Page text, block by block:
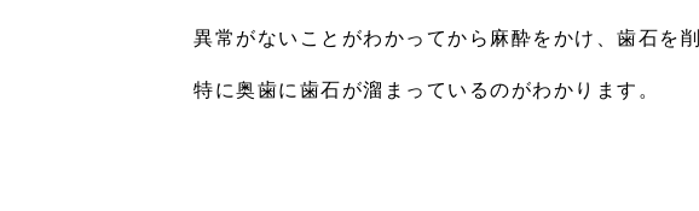
異常がないことがわかってから麻酔をかけ、歯石を
特に奥歯に歯石が溜まっているのがわかります。